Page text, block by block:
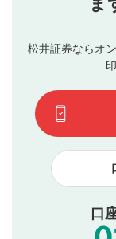
星で評価をす
3
動画の評価
です）
ブルによって
評価およびコ
ます。掲載さ
てはお答えで
て結果のご連
下記の項目に
見合わせる場
本動画
他者へ
公序良
氏名、
松井証券ならオ
口